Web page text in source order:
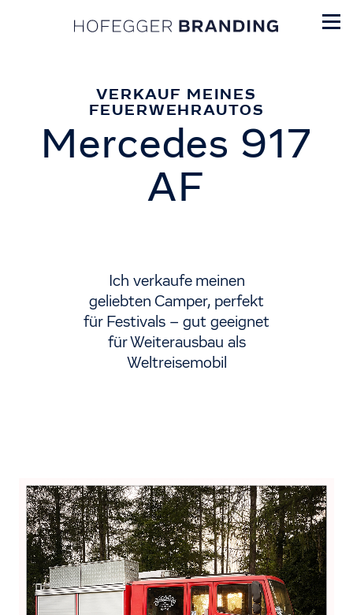
Mercedes 917
AF
VERKAUF MEINES
FEUERWEHRAUTOS
Ich verkaufe meinen
geliebten Camper, perfekt
für Festivals – gut geeignet
für Weiterausbau als
Weltreisemobil